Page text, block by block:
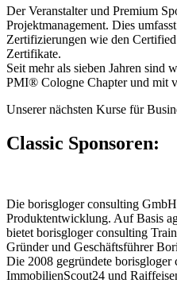
Der Veranstalter und Premium
Projektmanagement. Dies
Zertifizierungen wie den
Zertifikate.
Seit mehr als sieben Jahren sind
PMI® Cologne Chapter und mit
Unserer nächsten Kurse für
Classic Sponsoren:
Die borisgloger consulting
Produktentwicklung. Auf Basis
bietet borisgloger consulting
Gründer und Geschäftsführer
Die 2008 gegründete
ImmobilienScout24 und